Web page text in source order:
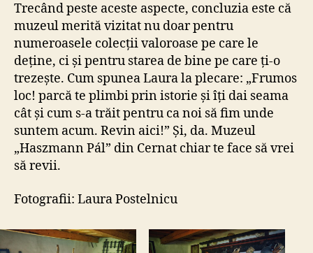
Trecând peste aceste aspecte, concluzia este că
muzeul merită vizitat nu doar pentru
numeroasele colecții valoroase pe care le
deține, ci și pentru starea de bine pe care ți-o
trezește. Cum spunea Laura la plecare: „Frumos
loc! parcă te plimbi prin istorie și îți dai seama
cât și cum s-a trăit pentru ca noi să fim unde
suntem acum. Revin aici!” Și, da. Muzeul
„Haszmann Pál” din Cernat chiar te face să vrei
să revii.
Fotografii: Laura Postelnicu